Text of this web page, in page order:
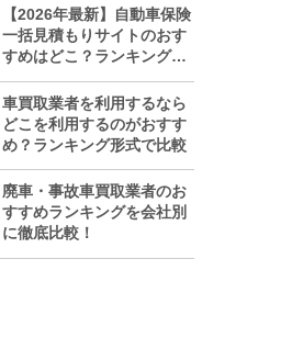
【2026年最新】自動車保険
一括見積もりサイトのおす
すめはどこ？ランキングで
車買取業者を利用するなら
どこを利用するのがおすす
め？ランキング形式で比較
廃車・事故車買取業者のお
すすめランキングを会社別
に徹底比較！